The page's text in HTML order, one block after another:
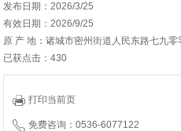
发布日期：2026/3/25
有效日期：2026/9/25
原 产 地：诸城市密州街道人民东路七九零
已获点击：430
打印当前页
免费咨询：0536-6077122